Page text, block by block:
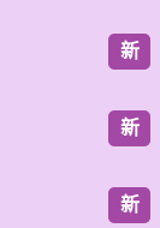
新
新
新